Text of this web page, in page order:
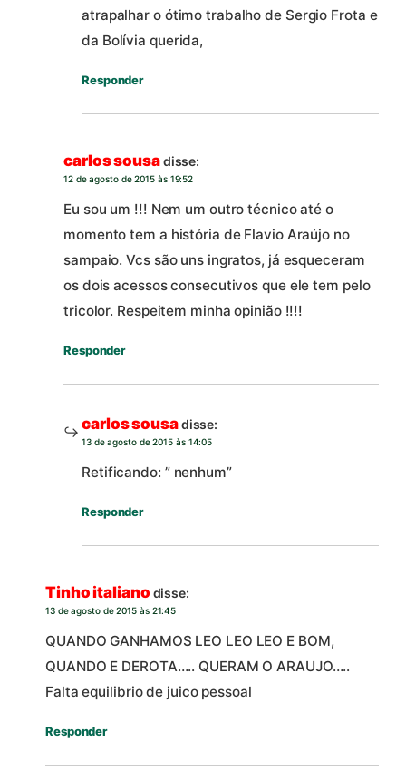
atrapalhar o ótimo trabalho de Sergio Frota e
da Bolívia querida,
Responder
carlos sousadisse:
12 de agosto de 2015 às 19:52
Eu sou um !!! Nem um outro técnico até o
momento tem a história de Flavio Araújo no
sampaio. Vcs são uns ingratos, já esqueceram
os dois acessos consecutivos que ele tem pelo
tricolor. Respeitem minha opinião !!!!
Responder
carlos sousadisse:
13 de agosto de 2015 às 14:05
Retificando: ” nenhum”
Responder
Tinho italiano disse:
13 de agosto de 2015 às 21:45
QUANDO GANHAMOS LEO LEO LEO E BOM,
QUANDO E DEROTA….. QUERAM O ARAUJO…..
Falta equilibrio de juico pessoal
Responder